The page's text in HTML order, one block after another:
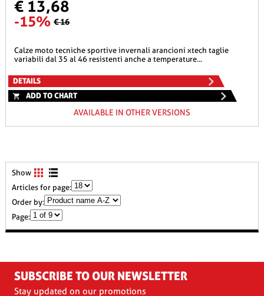
€ 13,68
-15% € 16
calze moto tecniche sportive invernali arancioni xtech taglie
variabili dal 35 al 46 resistenti anche a temperature...
DETAILS
ADD TO CHART
AVAILABLE IN OTHER VERSIONS
Show
Articles for page:
Order by:
Page:
SUBSCRIBE TO OUR NEWSLETTER
Stay updated on our promotions